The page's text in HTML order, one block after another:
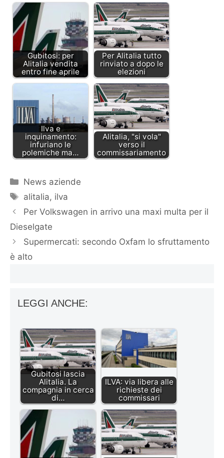
Gubitosi: per
Alitalia vendita
entro fine aprile
Per Alitalia tutto
rinviato a dopo le
elezioni
Ilva e
inquinamento:
infuriano le
polemiche ma…
Alitalia, "si vola"
verso il
commissariamento
Categorie
News aziende
Tag
alitalia, ilva
Per Volkswagen in arrivo una maxi multa per il
Dieselgate
Supermercati: secondo Oxfam lo sfruttamento
è alto
LEGGI ANCHE:
Gubitosi lascia
Alitalia. La
compagnia in cerca
di…
ILVA: via libera alle
richieste dei
commissari